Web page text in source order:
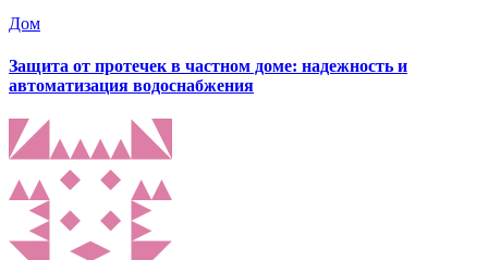
Дом
Защита от протечек в частном доме: надежность и
автоматизация водоснабжения